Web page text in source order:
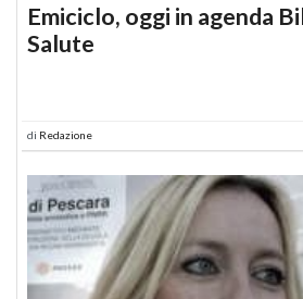
Emiciclo, oggi in agenda
Salute
di Redazione